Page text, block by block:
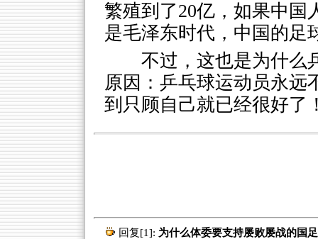
繁殖到了20亿，如果中国
是毛泽东时代，中国的足
不过，这也是为什么
原因：乒乓球运动员永远
到只顾自己就已经很好了
回复[1]: 为什么体委要支持屡败屡战的国